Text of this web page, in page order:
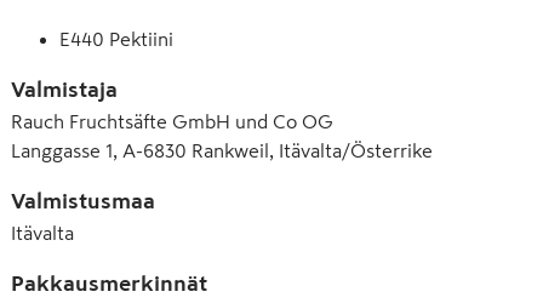
E440 Pektiini
Valmistaja
Rauch Fruchtsäfte GmbH und Co OG
Langgasse 1, A-6830 Rankweil, Itävalta/Österrike
Valmistusmaa
Itävalta
Pakkausmerkinnät